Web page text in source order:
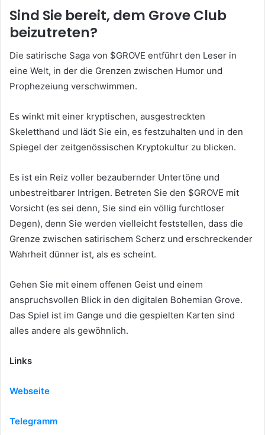
Sind Sie bereit, dem Grove Club
beizutreten?
Die satirische Saga von $GROVE entführt den Leser in
eine Welt, in der die Grenzen zwischen Humor und
Prophezeiung verschwimmen.
Es winkt mit einer kryptischen, ausgestreckten
Skeletthand und lädt Sie ein, es festzuhalten und in den
Spiegel der zeitgenössischen Kryptokultur zu blicken.
Es ist ein Reiz voller bezaubernder Untertöne und
unbestreitbarer Intrigen. Betreten Sie den $GROVE mit
Vorsicht (es sei denn, Sie sind ein völlig furchtloser
Degen), denn Sie werden vielleicht feststellen, dass die
Grenze zwischen satirischem Scherz und erschreckender
Wahrheit dünner ist, als es scheint.
Gehen Sie mit einem offenen Geist und einem
anspruchsvollen Blick in den digitalen Bohemian Grove.
Das Spiel ist im Gange und die gespielten Karten sind
alles andere als gewöhnlich.
Links
Webseite
Telegramm